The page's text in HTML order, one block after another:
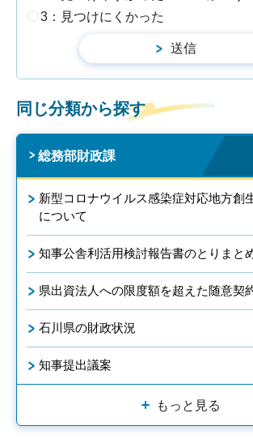
3：見つけにくかった
同じ分類から探す
総務部財政課
新型コロナウイルス感染症対応地方創
について
知事公舎利活用検討報告書のとりまと
県出資法人への限度額を超えた随意契
石川県の財政状況
知事提出議案
もっと見る